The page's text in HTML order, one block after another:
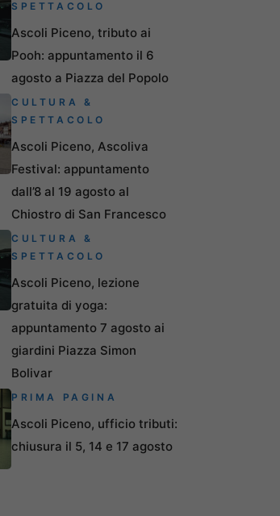
SPETTACOLO
Ascoli Piceno, tributo ai
Pooh: appuntamento il 6
agosto a Piazza del Popolo
CULTURA &
SPETTACOLO
Ascoli Piceno, Ascoliva
Festival: appuntamento
dall’8 al 19 agosto al
Chiostro di San Francesco
CULTURA &
SPETTACOLO
Ascoli Piceno, lezione
gratuita di yoga:
appuntamento 7 agosto ai
giardini Piazza Simon
Bolivar
PRIMA PAGINA
Ascoli Piceno, ufficio tributi:
chiusura il 5, 14 e 17 agosto